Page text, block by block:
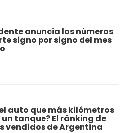
anuncia los números
signo por signo del mes
auto que más kilómetros
un tanque? El ránking de
vendidos de Argentina